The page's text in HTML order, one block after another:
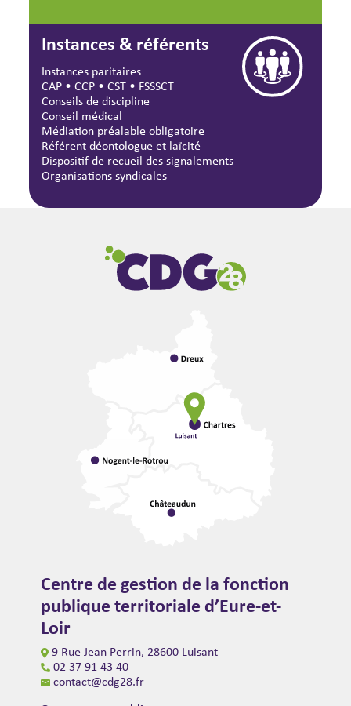
Instances & référents
Instances paritaires
CAP •CCP •CST • FSSSCT
Conseils de discipline
Conseil médical
Médiation préalable obligatoire
Référent déontologue et laïcité
Dispositif de recueil des signalements
Organisations syndicales
Centre de gestion de la fonction
publique territoriale d’Eure-et-
Loir
9 Rue Jean Perrin, 28600 Luisant
02 37 91 43 40
contact@cdg28.fr